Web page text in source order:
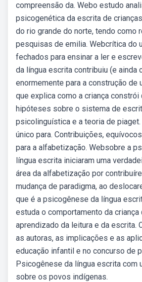
compreensão da. Webo estudo
psicogenética da escrita de
do rio grande do norte, tendo como
pesquisas de emilia. Webcrítica do
fechados para ensinar a ler e
da língua escrita contribuiu (e ainda
enormemente para a construção de
que explica como a criança
hipóteses sobre o sistema de
psicolinguística e a teoria de
único para. Contribuições,
para a alfabetização. Websobre a
língua escrita iniciaram uma
área da alfabetização por
mudança de paradigma, ao
que é a psicogênese da língua
estuda o comportamento da criança
aprendizado da leitura e da escrita.
as autoras, as implicações e as
educação infantil e no concurso de
Psicogênese da língua escrita com
sobre os povos indígenas.